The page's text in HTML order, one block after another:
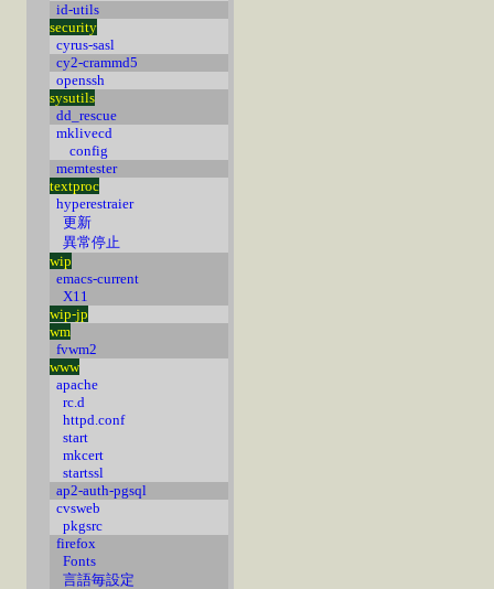
id-utils
security
cyrus-sasl
cy2-crammd5
openssh
sysutils
dd_rescue
mklivecd
config
memtester
textproc
hyperestraier
更新
異常停止
wip
emacs-current
X11
wip-jp
wm
fvwm2
www
apache
rc.d
httpd.conf
start
mkcert
startssl
ap2-auth-pgsql
cvsweb
pkgsrc
firefox
Fonts
言語毎設定